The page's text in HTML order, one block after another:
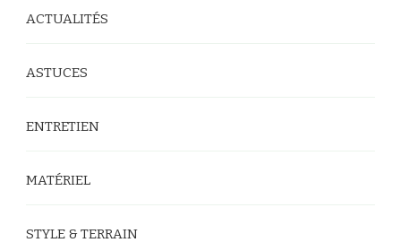
ACTUALITÉS
ASTUCES
ENTRETIEN
MATÉRIEL
STYLE & TERRAIN